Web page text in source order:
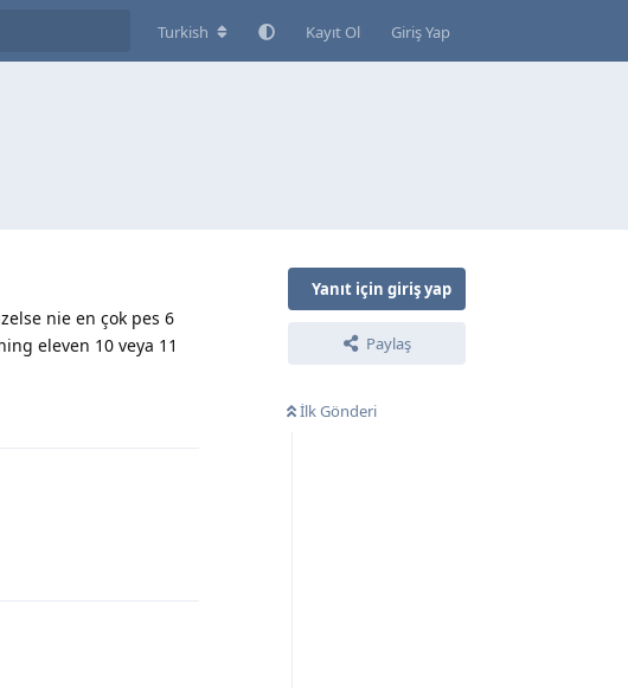
Turkish Kayıt Ol Giriş Yap
Yanıt için giriş yap
Paylaş
İlk Gönderi
nie en çok pes 6
eleven 10 veya 11